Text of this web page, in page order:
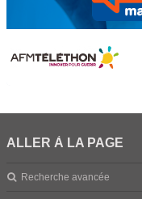
ALLER À LA PAGE
Recherche avancée